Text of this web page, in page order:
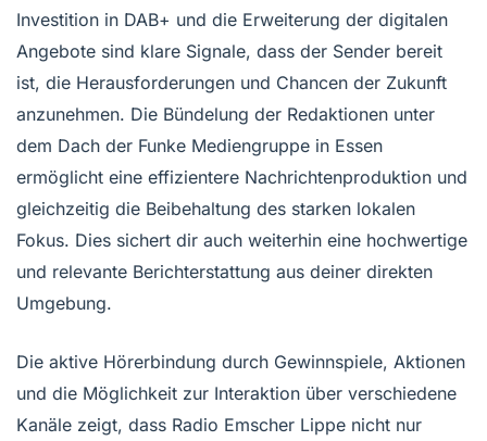
Investition in DAB+ und die Erweiterung der digitalen
Angebote sind klare Signale, dass der Sender bereit
ist, die Herausforderungen und Chancen der Zukunft
anzunehmen. Die Bündelung der Redaktionen unter
dem Dach der Funke Mediengruppe in Essen
ermöglicht eine effizientere Nachrichtenproduktion und
gleichzeitig die Beibehaltung des starken lokalen
Fokus. Dies sichert dir auch weiterhin eine hochwertige
und relevante Berichterstattung aus deiner direkten
Umgebung.
Die aktive Hörerbindung durch Gewinnspiele, Aktionen
und die Möglichkeit zur Interaktion über verschiedene
Kanäle zeigt, dass Radio Emscher Lippe nicht nur